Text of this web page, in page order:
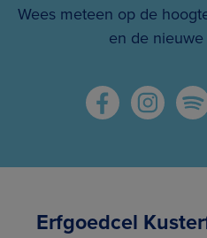
Wees meteen op de
en de
Erfgoedcel